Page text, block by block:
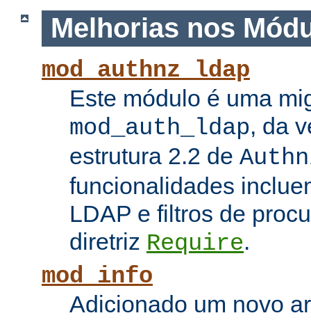
Melhorias nos
mod_authnz_ldap
Este módulo é uma
mod_auth_ldap, da
estrutura 2.2 de
funcionalidades
LDAP e filtros de
diretriz Require.
mod_info
Adicionado um novo